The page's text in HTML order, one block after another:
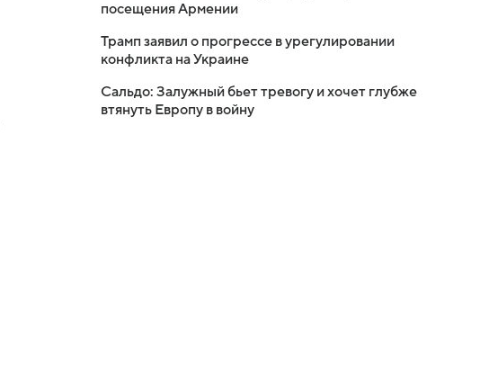
посещения Армении
Трамп заявил о прогрессе в урегулировании
конфликта на Украине
Сальдо: Залужный бьет тревогу и хочет глубже
втянуть Европу в войну